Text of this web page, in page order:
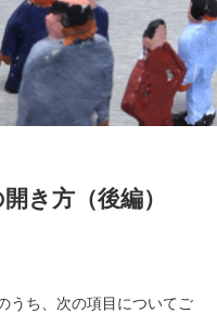
き方（後編）
うち、次の項目についてご